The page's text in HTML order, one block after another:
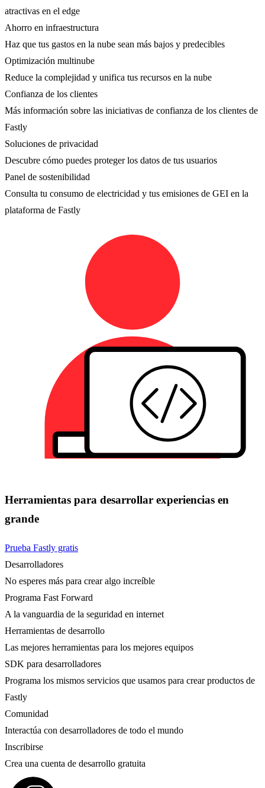
atractivas en el edge
Ahorro en infraestructura
Haz que tus gastos en la nube sean más bajos y predecibles
Optimización multinube
Reduce la complejidad y unifica tus recursos en la nube
Confianza de los clientes
Más información sobre las iniciativas de confianza de los clientes de
Fastly
Soluciones de privacidad
Descubre cómo puedes proteger los datos de tus usuarios
Panel de sostenibilidad
Consulta tu consumo de electricidad y tus emisiones de GEI en la
plataforma de Fastly
Herramientas para desarrollar experiencias en
grande
Prueba Fastly gratis
Desarrolladores
No esperes más para crear algo increíble
Programa Fast Forward
A la vanguardia de la seguridad en internet
Herramientas de desarrollo
Las mejores herramientas para los mejores equipos
SDK para desarrolladores
Programa los mismos servicios que usamos para crear productos de
Fastly
Comunidad
Interactúa con desarrolladores de todo el mundo
Inscribirse
Crea una cuenta de desarrollo gratuita